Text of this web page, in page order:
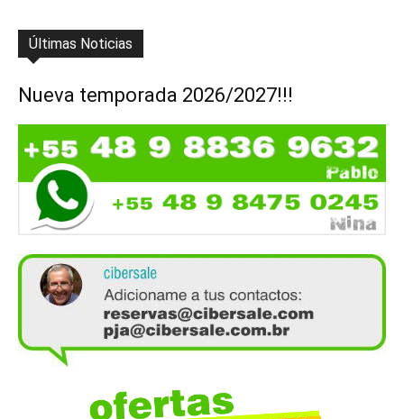
Últimas Noticias
Nueva temporada 2026/2027!!!